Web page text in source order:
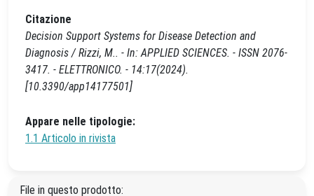
Citazione
Decision Support Systems for Disease Detection and
Diagnosis / Rizzi, M.. - In: APPLIED SCIENCES. - ISSN 2076-
3417. - ELETTRONICO. - 14:17(2024).
[10.3390/app14177501]
Appare nelle tipologie:
1.1 Articolo in rivista
File in questo prodotto: